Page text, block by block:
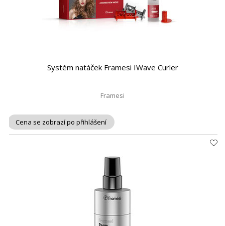
Systém natáček Framesi IWave Curler
Framesi
Cena se zobrazí po přihlášení